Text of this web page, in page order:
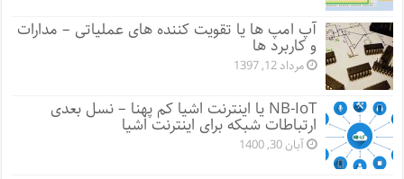
آپ امپ ها یا تقویت کننده های عملیاتی – مدارات
و کاربرد ها
مرداد 12, 1397
NB-IoT یا اینترنت اشیا کم پهنا – نسل بعدی
ارتباطات شبکه برای اینترنت اشیا
آبان 30, 1400